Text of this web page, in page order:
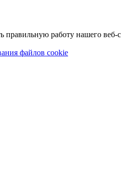
работу нашего веб-
файлов cookie